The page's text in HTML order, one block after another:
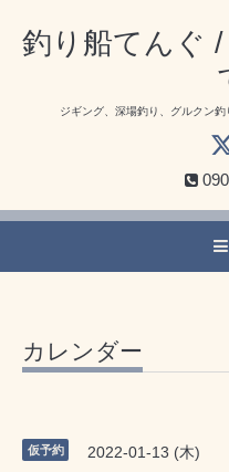
釣り船てんぐ
ジギング、深場釣り、グルクン
カレンダー
仮予約 2022-01-13 (木)